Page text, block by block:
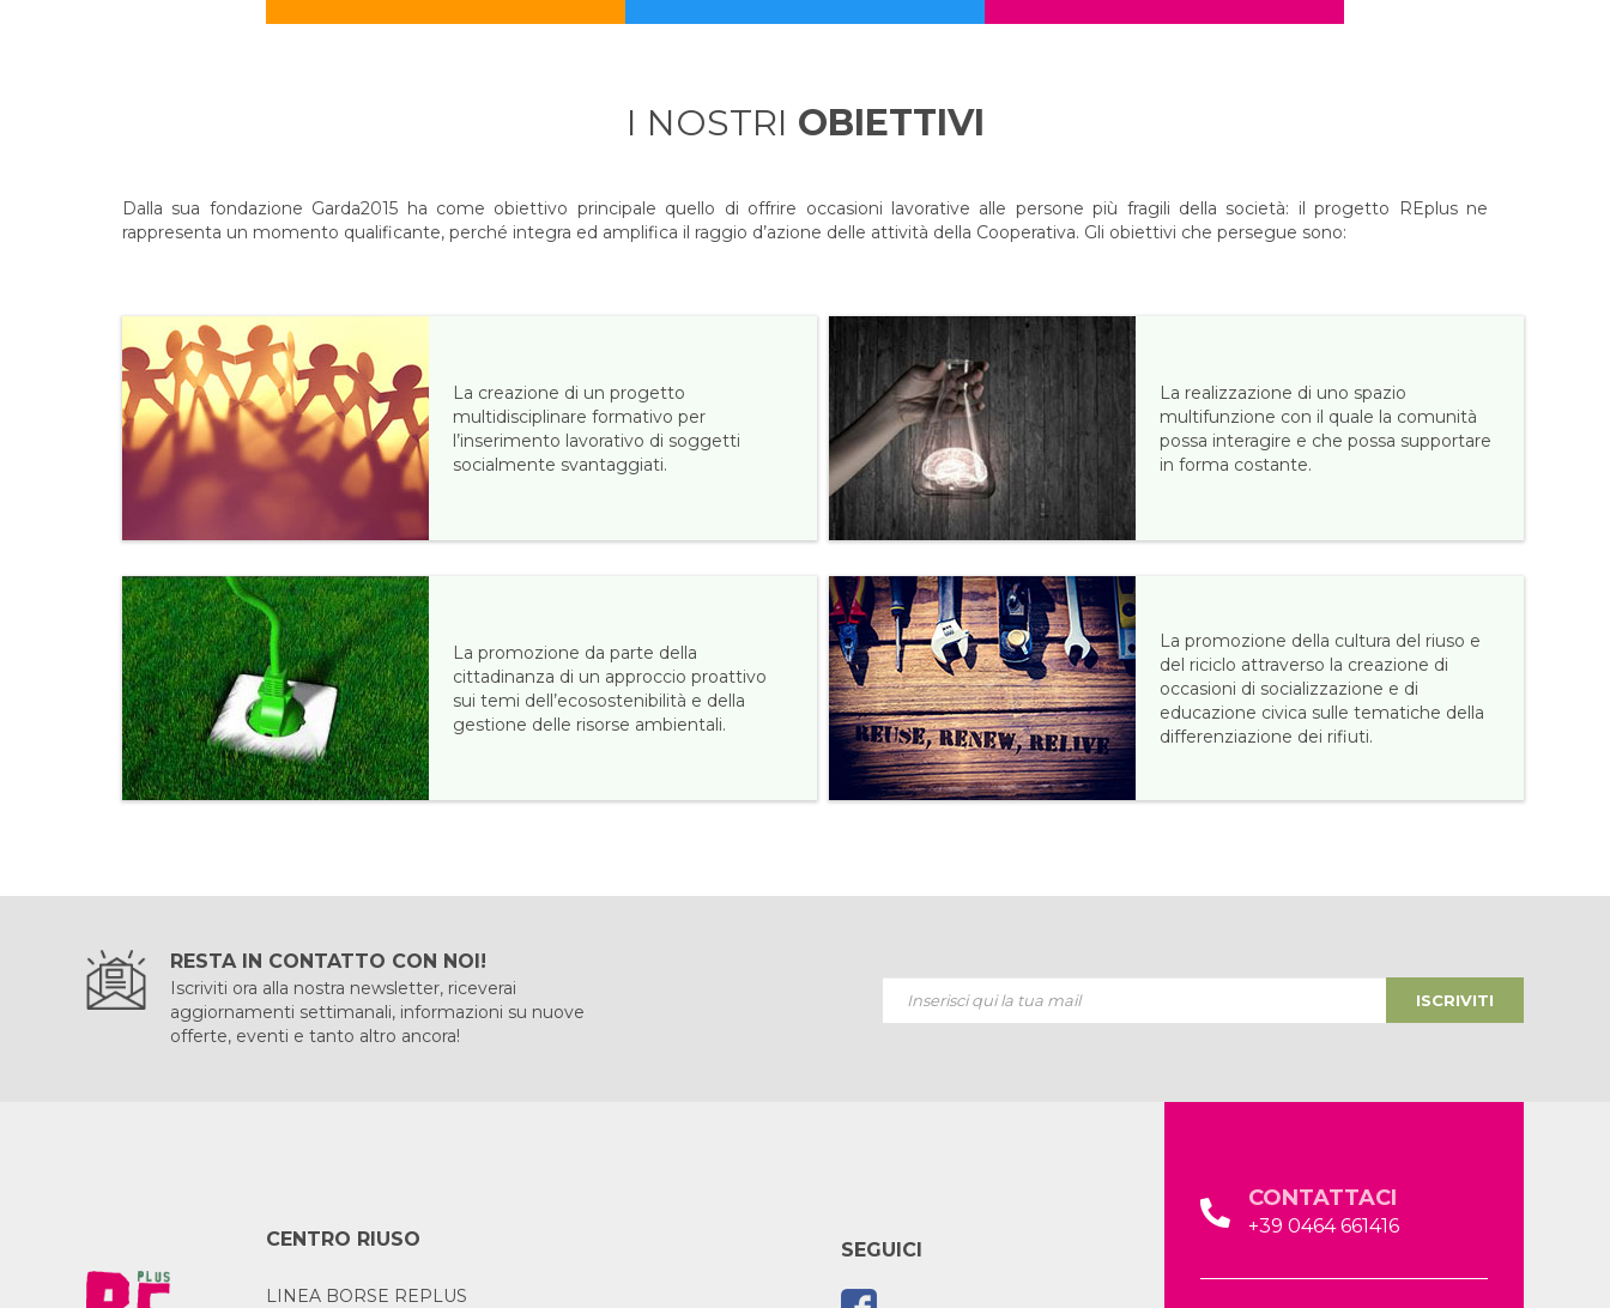
I NOSTRI OBIETTIVI
Dalla sua fondazione Garda2015 ha come obiettivo principale quello di offrire occasioni lavorative alle persone più fragili della società: il progetto REplus ne
rappresenta un momento qualificante, perché integra ed amplifica il raggio d’azione delle attività della Cooperativa. Gli obiettivi che persegue sono:
La creazione di un progetto
multidisciplinare formativo per
l’inserimento lavorativo di soggetti
socialmente svantaggiati.
La promozione da parte della
cittadinanza di un approccio proattivo
sui temi dell’ecosostenibilità e della
gestione delle risorse ambientali.
La realizzazione di uno spazio
multifunzione con il quale la comunità
possa interagire e che possa supportare
in forma costante.
La promozione della cultura del riuso e
del riciclo attraverso la creazione di
occasioni di socializzazione e di
educazione civica sulle tematiche della
differenziazione dei rifiuti.
RESTA IN CONTATTO CON NOI!
Iscriviti ora alla nostra newsletter, riceverai
aggiornamenti settimanali, informazioni su nuove
offerte, eventi e tanto altro ancora!
ISCRIVITI
CENTRO RIUSO
LINEA BORSE REPLUS
SEGUICI
CONTATTACI
+39 0464 661416